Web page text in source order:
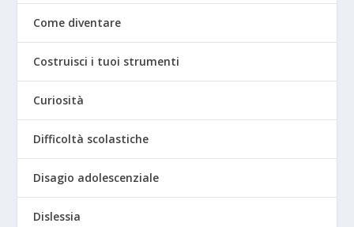
Come diventare
Costruisci i tuoi strumenti
Curiosità
Difficoltà scolastiche
Disagio adolescenziale
Dislessia